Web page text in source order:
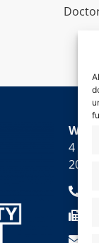
4
20-